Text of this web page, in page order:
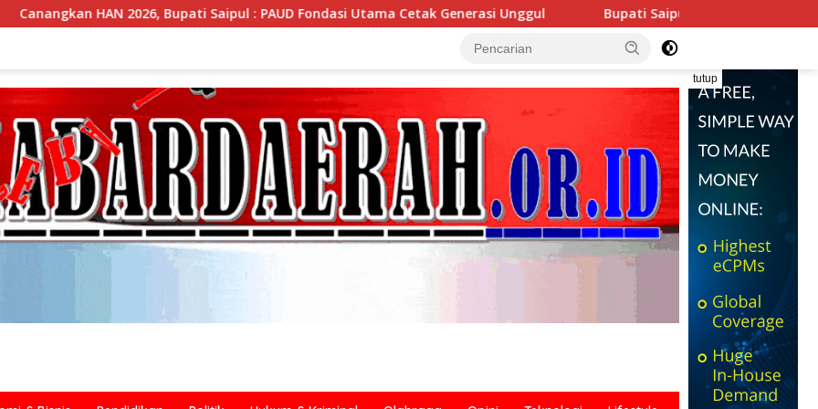
Saipul : PAUD Fondasi Utama Cetak Generasi Unggul Bupati Saipul Buka Uji Kompetensi Teknis Pejabat Pohuwato
tutup